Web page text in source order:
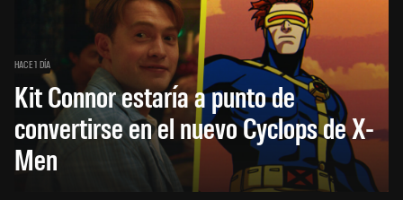
HACE 1 DÍA
Kit Connor estaría a punto de
convertirse en el nuevo Cyclops de X-
Men